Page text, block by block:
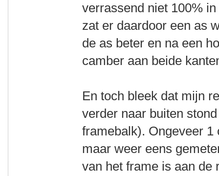
verrassend niet 100%
zat er daardoor een as
de as beter en na een
camber aan beide
En toch bleek dat mijn
verder naar buiten
framebalk). Ongeveer
maar weer eens
van het frame is aan de